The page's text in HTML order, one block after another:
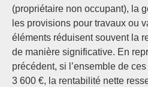
(propriétaire non occupant), la
les provisions pour travaux ou
éléments réduisent souvent la
de manière significative. En
précédent, si l’ensemble de
3 600 €, la rentabilité nette